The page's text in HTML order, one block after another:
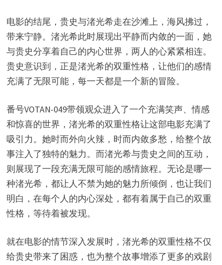
电影的结尾，贵史与渚光希走在沙滩上，海风拂过，
带来宁静。渚光希此时展现出平静而内敛的一面，她
与贵史分享着自己的内心世界，两人的心紧紧相连。
贵史意识到，正是渚光希的双重性格，让他们的感情
充满了无限可能，每一天都是一个新的冒险。
番号VOTAN-049带领观众进入了一个充满笑声、情感
和惊喜的世界，渚光希的双重性格让这部电影充满了
吸引力。她时而外向火辣，时而内敛多愁，给整个故
事注入了独特的魅力。而渚光希与贵史之间的互动，
则展现了一段充满无限可能的感情旅程。无论是哪一
种渚光希，都让人不禁为她的魅力所倾倒，也让我们
明白，在每个人的内心深处，都有着属于自己的双重
性格，等待着被发现。
就在电影的情节深入发展时，渚光希的双重性格不仅
给贵史带来了困惑，也为整个故事增添了更多的戏剧